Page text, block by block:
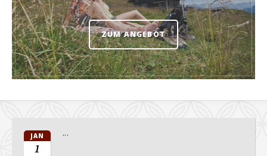
ZUM ANGEBOT
JAN
1
...